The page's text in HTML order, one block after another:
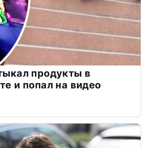
продукты в
и попал на видео